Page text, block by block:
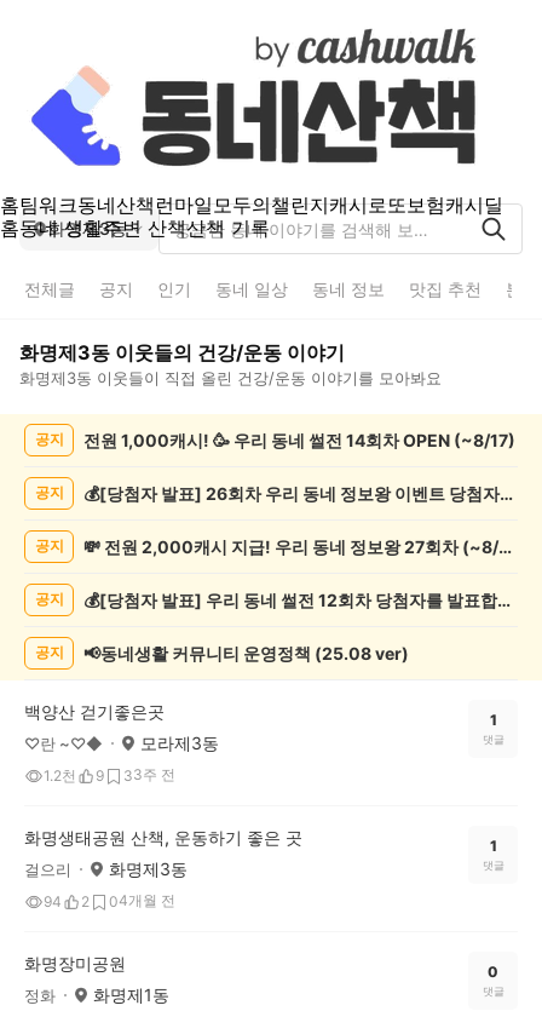
홈팀워크동네산책 런마일모두의챌린지캐시로또보험캐시딜
홈동네 생활주변 산책산책 기록
화명제3동
전체글 공지 인기 동네 일상 동네 정보 맛집 추천 분
화명제3동 이웃들의 건강/운동 이야기
화명제3동 이웃들이 직접 올린 건강/운동 이야기를 모아봐요
강/
글
공지 전원 1,000캐시! 🥳 우리 동네 썰전 14회차 OPEN (~8/17)
공지 💰[당첨자 발표] 26회차 우리 동네 정보왕 이벤트 당첨자를 발표합니다!
공지 💸 전원 2,000캐시 지급! 우리 동네 정보왕 27회차 (~8/10)
공지 💰[당첨자 발표] 우리 동네 썰전 12회차 당첨자를 발표합니다!
공지 📢동네생활 커뮤니티 운영정책 (25.08 ver)
백양산 걷기좋은곳
♡란 ~♡◆ 모라제3동
1.2천 9 33주 전
1
댓글
화명생태공원 산책, 운동하기 좋은 곳
걸으리 화명제3동
94 2 04개월 전
1
댓글
화명장미공원
정화 화명제1동
0
댓글